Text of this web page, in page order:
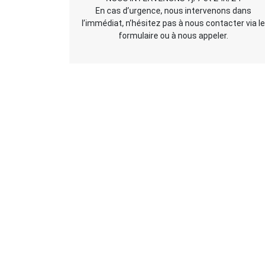
En cas d’urgence, nous intervenons dans
l’immédiat, n’hésitez pas à nous contacter via le
formulaire ou à nous appeler.